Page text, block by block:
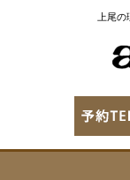
上尾